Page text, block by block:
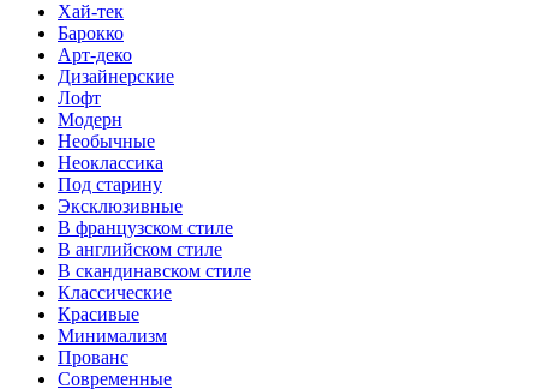
Хай-тек
Барокко
Арт-деко
Дизайнерские
Лофт
Модерн
Необычные
Неоклассика
Под старину
Эксклюзивные
В французском стиле
В английском стиле
В скандинавском стиле
Классические
Красивые
Минимализм
Прованс
Современные